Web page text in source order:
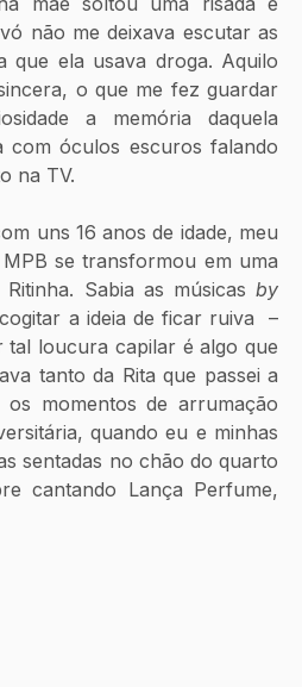
não me deixava escutar as
que ela usava droga. Aquilo
o que me fez guardar
a memória daquela
com óculos escuros falando
na TV.
uns 16 anos de idade, meu
se transformou em uma
Sabia as músicas by
a ideia de ficar ruiva  –
tal loucura capilar é algo que
tanto da Rita que passei a
momentos de arrumação
quando eu e minhas
sentadas no chão do quarto